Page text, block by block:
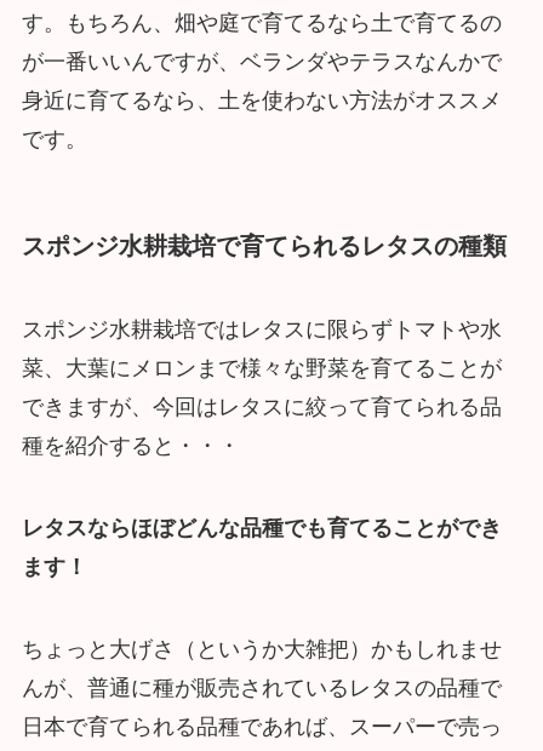
す。もちろん、畑や庭で育てるなら土で育てるの
が一番いいんですが、ベランダやテラスなんかで
身近に育てるなら、土を使わない方法がオススメ
です。
スポンジ水耕栽培で育てられるレタスの種類
スポンジ水耕栽培ではレタスに限らずトマトや水
菜、大葉にメロンまで様々な野菜を育てることが
できますが、今回はレタスに絞って育てられる品
種を紹介すると・・・
レタスならほぼどんな品種でも育てることができ
ます！
ちょっと大げさ（というか大雑把）かもしれませ
んが、普通に種が販売されているレタスの品種で
日本で育てられる品種であれば、スーパーで売っ